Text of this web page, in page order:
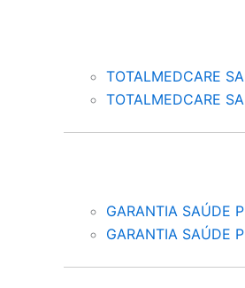
TOTALMEDCARE
TOTALMEDCARE
GARANTIA SAÚDE
GARANTIA SAÚDE